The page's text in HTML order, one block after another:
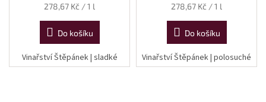
Měrná
278,67 Kč / 1 l
Do košíku
Vinařství Štěpánek | sladké
Měrná
278,67 Kč / 1 l
Do košíku
Vinařství Štěpánek | polosuché